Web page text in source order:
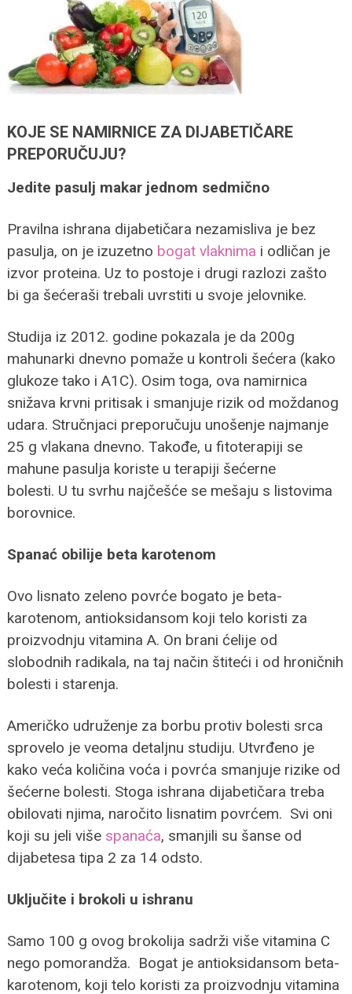
KOJE SE NAMIRNICE ZA DIJABETIČARE
PREPORUČUJU?
Jedite pasulj makar jednom sedmično
Pravilna ishrana dijabetičara nezamisliva je bez
pasulja, on je izuzetno bogat vlaknima i odličan je
izvor proteina. Uz to postoje i drugi razlozi zašto
bi ga šećeraši trebali uvrstiti u svoje jelovnike.
Studija iz 2012. godine pokazala je da 200g
mahunarki dnevno pomaže u kontroli šećera (kako
glukoze tako i A1C). Osim toga, ova namirnica
snižava krvni pritisak i smanjuje rizik od moždanog
udara. Stručnjaci preporučuju unošenje najmanje
25 g vlakana dnevno. Takođe, u fitoterapiji se
mahune pasulja koriste u terapiji šećerne
bolesti. U tu svrhu najčešće se mešaju s listovima
borovnice.
Spanać obilije beta karotenom
Ovo lisnato zeleno povrće bogato je beta-
karotenom, antioksidansom koji telo koristi za
proizvodnju vitamina A. On brani ćelije od
slobodnih radikala, na taj način štiteći i od hroničnih
bolesti i starenja.
Američko udruženje za borbu protiv bolesti srca
sprovelo je veoma detaljnu studiju. Utvrđeno je
kako veća količina voća i povrća smanjuje rizike od
šećerne bolesti. Stoga ishrana dijabetičara treba
obilovati njima, naročito lisnatim povrćem. Svi oni
koji su jeli više spanaća, smanjili su šanse od
dijabetesa tipa 2 za 14 odsto.
Uključite i brokoli u ishranu
Samo 100 g ovog brokolija sadrži više vitamina C
nego pomorandža. Bogat je antioksidansom beta-
karotenom, koji telo koristi za proizvodnju vitamina